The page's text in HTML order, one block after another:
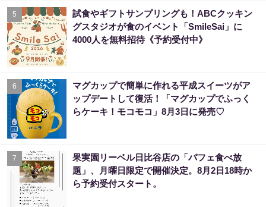
5
試食やギフトサンプリングも！ABCクッキン
グスタジオが食のイベント「SmileSai」に
4000人を無料招待《予約受付中》
6
マグカップで簡単に作れる平成スイーツがア
ップデートして復活！「マグカップでふっく
らケーキ！モコモコ」8月3日に発売♡
7
果実園リーベル日比谷店の「パフェ食べ放
題」、月曜日限定で開催決定。8月2日18時か
ら予約受付スタート。